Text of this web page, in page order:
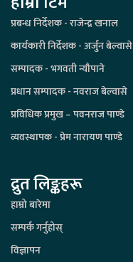
प्रबन्ध निर्देशक - राजेन्द्र खनाल
कार्यकारी निर्देशक - अर्जुन बेल्वासे
सम्पादक - भगवती न्यौपाने
प्रधान सम्पादक - नवराज बेल्वासे
प्रविधिक प्रमुख – पवनराज पाण्डे
व्यवस्थापक - प्रेम नारायण पाण्डे
द्रुत लिङ्कहरू
हाम्रो बारेमा
सम्पर्क गर्नुहोस्
विज्ञापन